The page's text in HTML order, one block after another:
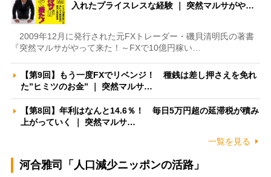
入れたプライスレスな経験 ｜ 突然マルサがや…
2009年12月に発行された元FXトレーダー・磯貝清明氏の著書
『突然マルサがやって来た！～FXで10億円稼い…
【第9回】もう一度FXでリベンジ！ 種銭は差し押さえを免れ
た”ヒミツのお金” ｜ 突然マルサ…
【第8回】年利はなんと14.6％！ 毎日5万円超の延滞税が積み
上がっていく ｜ 突然マルサ…
一覧を見る
河合雅司「人口減少ニッポンの活路」